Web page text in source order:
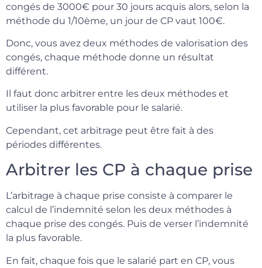
congés de 3000€ pour 30 jours acquis alors, selon la
méthode du 1/10ème, un jour de CP vaut 100€.
Donc, vous avez deux méthodes de valorisation des
congés, chaque méthode donne un résultat
différent.
Il faut donc arbitrer entre les deux méthodes et
utiliser la plus favorable pour le salarié.
Cependant, cet arbitrage peut être fait à des
périodes différentes.
Arbitrer les CP à chaque prise
L’arbitrage à chaque prise consiste à comparer le
calcul de l’indemnité selon les deux méthodes à
chaque prise des congés. Puis de verser l’indemnité
la plus favorable.
En fait, chaque fois que le salarié part en CP, vous